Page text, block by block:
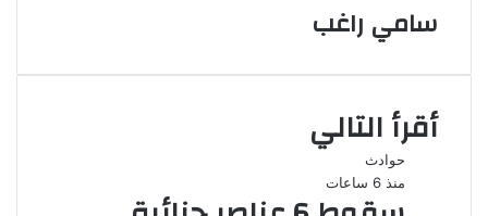
سامي راغب
أقرأ التالي
حوادث
منذ 6 ساعات